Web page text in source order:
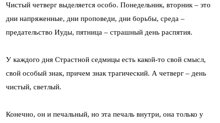
Чистый четверг выделяется особо. Понедельник, вторник – это
дни напряженные, дни проповеди, дни борьбы, среда –
предательство Иуды, пятница – страшный день распятия.
У каждого дня Страстной седмицы есть какой-то свой смысл,
свой особый знак, причем знак трагический. А четверг – день
чистый, светлый.
Конечно, он и печальный, но эта печаль внутри, она только у